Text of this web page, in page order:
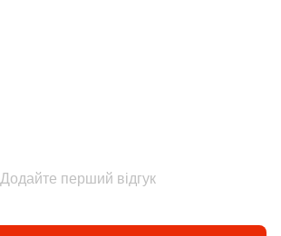
Додайте перший відгук